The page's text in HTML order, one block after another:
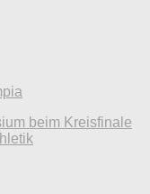
beim Kreisfinale